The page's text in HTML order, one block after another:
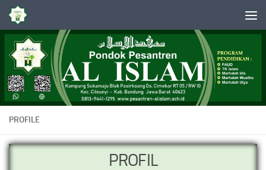
Skip to content
PROFILE
PROFIL